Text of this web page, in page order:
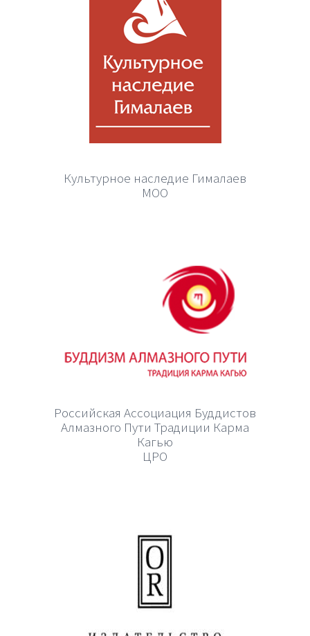
Культурное наследие Гималаев
МОО
Российская Ассоциация Буддистов
Алмазного Пути Традиции Карма
Кагью
ЦРО